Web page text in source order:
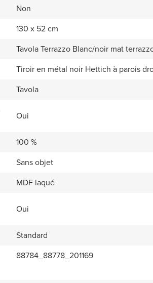
Non
130 x 52 cm
Tavola Terrazzo Blanc/noir mat
Tiroir en métal noir Hettich à parois
Tavola
Oui
100 %
Sans objet
MDF laqué
Oui
Standard
88784_88778_201169